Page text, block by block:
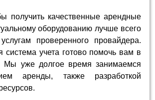
получить качественные арендные
оборудованию лучше всего
проверенного провайдера.
система учета готово помочь вам в
Мы уже долгое время занимаемся
аренды, также разработкой